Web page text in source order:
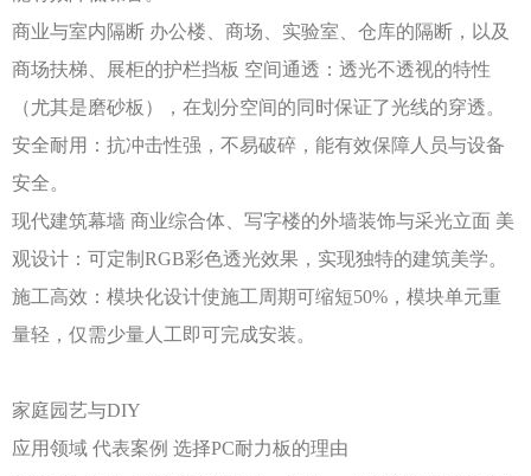
商业与室内隔断 办公楼、商场、实验室、仓库的隔断，以及
商场扶梯、展柜的护栏挡板 空间通透：透光不透视的特性
（尤其是磨砂板），在划分空间的同时保证了光线的穿透。
安全耐用：抗冲击性强，不易破碎，能有效保障人员与设备
安全。
现代建筑幕墙 商业综合体、写字楼的外墙装饰与采光立面 美
观设计：可定制 RGB彩色透光效果，实现独特的建筑美学。
施工高效：模块化设计使施工周期可缩短50%，模块单元重
量轻，仅需少量人工即可完成安装。
家庭园艺与DIY
应用领域 代表案例 选择PC耐力板的理由